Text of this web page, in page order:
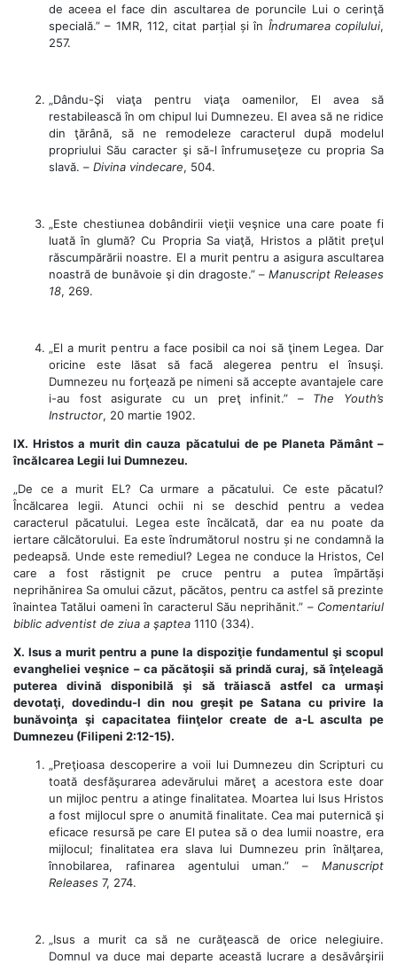
de aceea el face din ascultarea de poruncile Lui o cerinţă
specială.” – 1MR, 112, citat parțial și în Îndrumarea copilului,
257.
„Dându-Şi viaţa pentru viaţa oamenilor, El avea să
restabilească în om chipul lui Dumnezeu. El avea să ne ridice
din ţărână, să ne remodeleze caracterul după modelul
propriului Său caracter şi să-l înfrumuseţeze cu propria Sa
slavă. – Divina vindecare, 504.
„Este chestiunea dobândirii vieţii veşnice una care poate fi
luată în glumă? Cu Propria Sa viaţă, Hristos a plătit preţul
răscumpărării noastre. El a murit pentru a asigura ascultarea
noastră de bunăvoie şi din dragoste.” – Manuscript Releases
18, 269.
„El a murit pentru a face posibil ca noi să ţinem Legea. Dar
oricine este lăsat să facă alegerea pentru el însuşi.
Dumnezeu nu forţează pe nimeni să accepte avantajele care
i-au fost asigurate cu un preţ infinit.” – The Youth’s
Instructor, 20 martie 1902.
IX. Hristos a murit din cauza păcatului de pe Planeta Pământ –
încălcarea Legii lui Dumnezeu.
„De ce a murit EL? Ca urmare a păcatului. Ce este păcatul?
Încălcarea legii. Atunci ochii ni se deschid pentru a vedea
caracterul păcatului. Legea este încălcată, dar ea nu poate da
iertare călcătorului. Ea este îndrumătorul nostru și ne condamnă la
pedeapsă. Unde este remediul? Legea ne conduce la Hristos, Cel
care a fost răstignit pe cruce pentru a putea împărtăși
neprihănirea Sa omului căzut, păcătos, pentru ca astfel să prezinte
înaintea Tatălui oameni în caracterul Său neprihănit.” – Comentariul
biblic adventist de ziua a şaptea 1110 (334).
X. Isus a murit pentru a pune la dispoziţie fundamentul şi scopul
evangheliei veşnice – ca păcătoşii să prindă curaj, să înţeleagă
puterea divină disponibilă şi să trăiască astfel ca urmaşi
devotaţi, dovedindu-l din nou greşit pe Satana cu privire la
bunăvoinţa şi capacitatea fiinţelor create de a-L asculta pe
Dumnezeu (Filipeni 2:12-15).
„Preţioasa descoperire a voii lui Dumnezeu din Scripturi cu
toată desfăşurarea adevărului măreţ a acestora este doar
un mijloc pentru a atinge finalitatea. Moartea lui Isus Hristos
a fost mijlocul spre o anumită finalitate. Cea mai puternică şi
eficace resursă pe care El putea să o dea lumii noastre, era
mijlocul; finalitatea era slava lui Dumnezeu prin înălţarea,
înnobilarea, rafinarea agentului uman.” – Manuscript
Releases 7, 274.
„Isus a murit ca să ne curăţească de orice nelegiuire.
Domnul va duce mai departe această lucrare a desăvârşirii